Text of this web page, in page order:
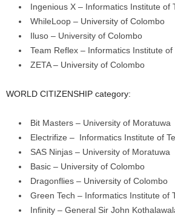
Ingenious X – Informatics Institute of
WhileLoop – University of Colombo
Iluso – University of Colombo
Team Reflex – Informatics Institute of
ZETA – University of Colombo
WORLD CITIZENSHIP category:
Bit Masters – University of Moratuwa
Electrifize – Informatics Institute of
SAS Ninjas – University of Moratuwa
Basic – University of Colombo
Dragonflies – University of Colombo
Green Tech – Informatics Institute of
Infinity – General Sir John